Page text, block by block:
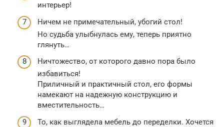
интерьер!
Ничем не примечательный, убогий стол!
Но судьба улыбнулась ему, теперь приятно
глянуть…
Ничтожество, от которого давно пора было
избавиться!
Приличный и практичный стол, его формы
намекают на надежную конструкцию и
вместительность…
То, как выглядела мебель до переделки. Хочется